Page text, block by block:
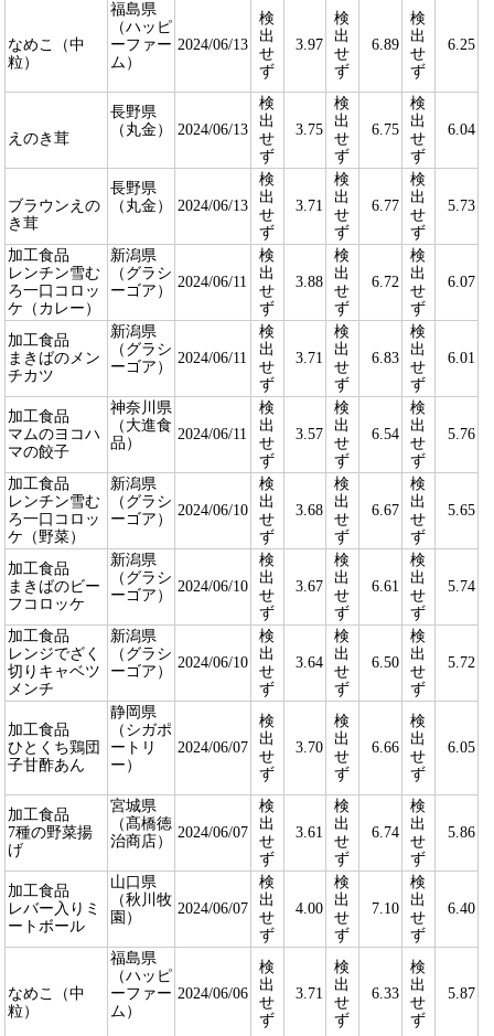
なめこ（中
粒）
福島県
（ハッピ
ーファー
ム）
2024/06/13
検
出
せ
ず
3.97
検
出
せ
ず
6.89
検
出
せ
ず
6.25
えのき茸
長野県
（丸金）
2024/06/13
検
出
せ
ず
3.75
検
出
せ
ず
6.75
検
出
せ
ず
6.04
ブラウンえの
き茸
長野県
（丸金）
2024/06/13
検
出
せ
ず
3.71
検
出
せ
ず
6.77
検
出
せ
ず
5.73
加工食品
レンチン雪む
ろ一口コロッ
ケ（カレー）
新潟県
（グラシ
ーゴア）
2024/06/11
検
出
せ
ず
3.88
検
出
せ
ず
6.72
検
出
せ
ず
6.07
加工食品
まきばのメン
チカツ
新潟県
（グラシ
ーゴア）
2024/06/11
検
出
せ
ず
3.71
検
出
せ
ず
6.83
検
出
せ
ず
6.01
加工食品
マムのヨコハ
マの餃子
神奈川県
（大進食
品）
2024/06/11
検
出
せ
ず
3.57
検
出
せ
ず
6.54
検
出
せ
ず
5.76
加工食品
レンチン雪む
ろ一口コロッ
ケ（野菜）
新潟県
（グラシ
ーゴア）
2024/06/10
検
出
せ
ず
3.68
検
出
せ
ず
6.67
検
出
せ
ず
5.65
加工食品
まきばのビー
フコロッケ
新潟県
（グラシ
ーゴア）
2024/06/10
検
出
せ
ず
3.67
検
出
せ
ず
6.61
検
出
せ
ず
5.74
加工食品
レンジでざく
切りキャベツ
メンチ
新潟県
（グラシ
ーゴア）
2024/06/10
検
出
せ
ず
3.64
検
出
せ
ず
6.50
検
出
せ
ず
5.72
加工食品
ひとくち鶏団
子甘酢あん
静岡県
（シガポ
ートリ
ー）
2024/06/07
検
出
せ
ず
3.70
検
出
せ
ず
6.66
検
出
せ
ず
6.05
加工食品
7種の野菜揚
げ
宮城県
（髙橋徳
治商店）
2024/06/07
検
出
せ
ず
3.61
検
出
せ
ず
6.74
検
出
せ
ず
5.86
加工食品
レバー入りミ
ートボール
山口県
（秋川牧
園）
2024/06/07
検
出
せ
ず
4.00
検
出
せ
ず
7.10
検
出
せ
ず
6.40
なめこ（中
粒）
福島県
（ハッピ
ーファー
ム）
2024/06/06
検
出
せ
ず
3.71
検
出
せ
ず
6.33
検
出
せ
ず
5.87